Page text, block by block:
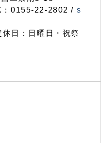
0155-22-2802 / s
日：日曜日・祝祭